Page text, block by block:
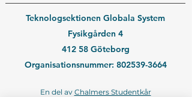
Teknologsektionen Globala System
Fysikgården 4
412 58 Göteborg
Organisationsnummer: 802539-3664
En del av Chalmers Studentkår